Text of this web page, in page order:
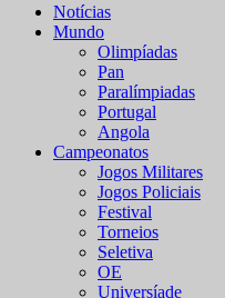
Notícias
Mundo
Olimpíadas
Pan
Paralímpiadas
Portugal
Angola
Campeonatos
Jogos Militares
Jogos Policiais
Festival
Torneios
Seletiva
OE
Universíade